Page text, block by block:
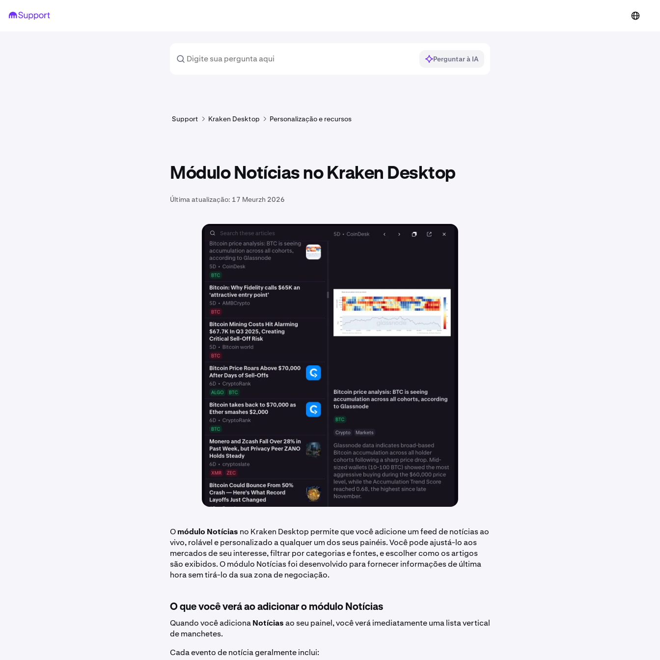
Perguntar à IA
Support Kraken Desktop Personalização e recursos
Módulo Notícias no Kraken Desktop
Última atualização: 17 Meurzh 2026
Omódulo Notícias no Kraken Desktop permite que você adicione um feed de notícias ao
vivo, rolável e personalizado a qualquer um dos seus painéis. Você pode ajustá-lo aos
mercados de seu interesse, filtrar por categorias e fontes, e escolher como os artigos
são exibidos. O módulo Notícias foi desenvolvido para fornecer informações de última
hora sem tirá-lo da sua zona de negociação.
O que você verá ao adicionar o módulo Notícias
Quando você adicionaNotíciasao seu painel, você verá imediatamente uma lista vertical
de manchetes.
Cada evento de notícia geralmente inclui: